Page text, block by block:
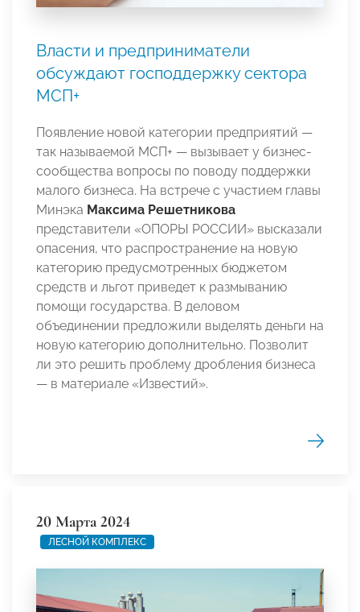
Власти и предприниматели
обсуждают господдержку сектора
МСП+
Появление новой категории предприятий —
так называемой МСП+ — вызывает у бизнес-
сообщества вопросы по поводу поддержки
малого бизнеса. На встрече с участием главы
Минэка Максима Решетникова
представители «ОПОРЫ РОССИИ» высказали
опасения, что распространение на новую
категорию предусмотренных бюджетом
средств и льгот приведет к размыванию
помощи государства. В деловом
объединении предложили выделять деньги на
новую категорию дополнительно. Позволит
ли это решить проблему дробления бизнеса
— в материале «Известий».
20 Марта 2024
ЛЕСНОЙ КОМПЛЕКС